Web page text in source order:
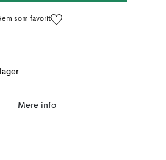
som favorit
Mere info